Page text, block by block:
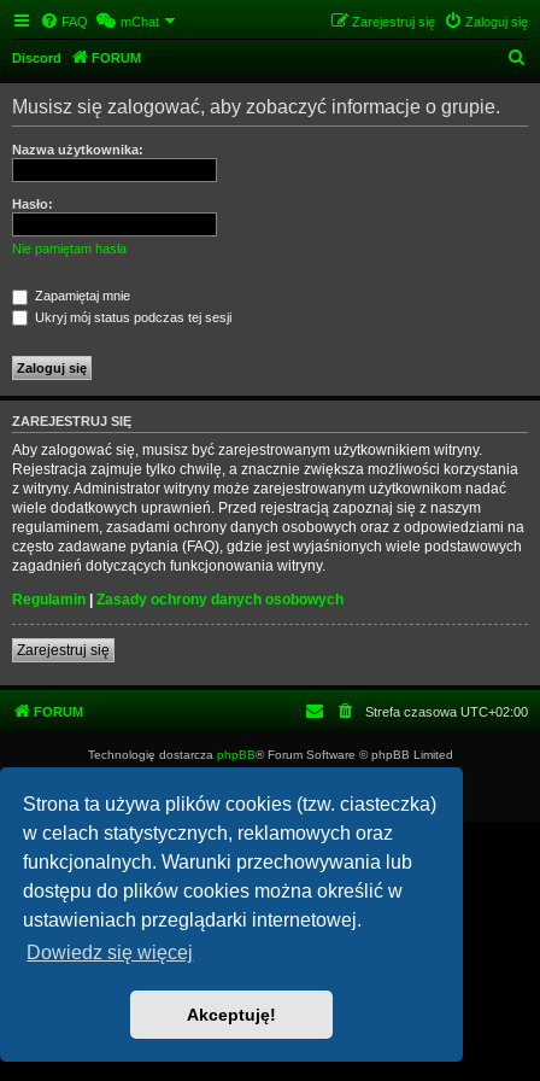
Strona ta używa plików cookies (tzw. ciasteczka)
w celach statystycznych, reklamowych oraz
funkcjonalnych. Warunki przechowywania lub
dostępu do plików cookies można określić w
ustawieniach przeglądarki internetowej.
Dowiedz się więcej
Akceptuję!
FAQ mChat Zaloguj się
Zarejestruj się
Discord FORUM
z
Musisz się zalogować, aby zobaczyć informacje o grupie.
Nazwa użytkownika:
Hasło:
Nie pamiętam hasła
Zapamiętaj mnie
Ukryj mój status podczas tej sesji
ZAREJESTRUJ SIĘ
Aby zalogować się, musisz być zarejestrowanym użytkownikiem witryny.
Rejestracja zajmuje tylko chwilę, a znacznie zwiększa możliwości korzystania
z witryny. Administrator witryny może zarejestrowanym użytkownikom nadać
wiele dodatkowych uprawnień. Przed rejestracją zapoznaj się z naszym
regulaminem, zasadami ochrony danych osobowych oraz z odpowiedziami na
często zadawane pytania (FAQ), gdzie jest wyjaśnionych wiele podstawowych
zagadnień dotyczących funkcjonowania witryny.
Regulamin | Zasady ochrony danych osobowych
Zarejestruj się
FORUM Strefa czasowa UTC+02:00
Technologię dostarcza phpBB® Forum Software © phpBB Limited
Zasady ochrony danych osobowych
|Regulamin